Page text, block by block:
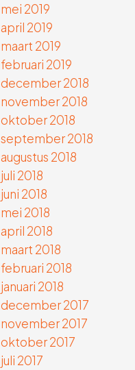
mei 2019
april 2019
maart 2019
februari 2019
december 2018
november 2018
oktober 2018
september 2018
augustus 2018
juli 2018
juni 2018
mei 2018
april 2018
maart 2018
februari 2018
januari 2018
december 2017
november 2017
oktober 2017
juli 2017